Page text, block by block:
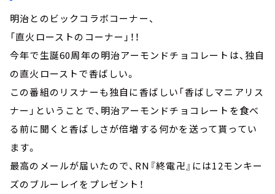
明治とのビックコラボコーナー、
「直火ローストのコーナー」！！
今年で生誕60周年の明治アーモンドチョコレートは、独自
の直火ローストで香ばしい。
この番組のリスナーも独自に香ばしい「香ばしマニアリス
ナー」ということで、明治アーモンドチョコレートを食べ
る前に聞くと香ばしさが倍増する何かを送って貰ってい
ます。
最高のメールが届いたので、RN『終電卍』には12モンキー
ズのブルーレイをプレゼント！